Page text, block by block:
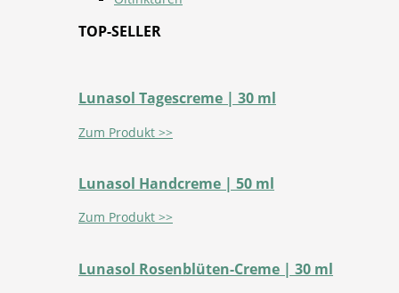
TOP-SELLER
Lunasol Tagescreme | 30 ml
Zum Produkt >>
Lunasol Handcreme | 50 ml
Zum Produkt >>
Lunasol Rosenblüten-Creme | 30 ml